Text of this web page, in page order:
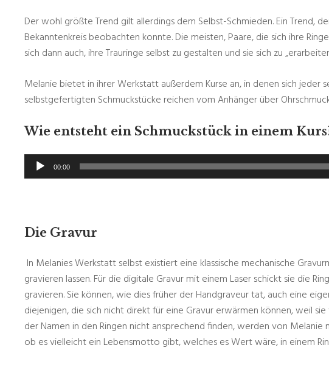
Der wohl größte Trend gilt allerdings dem Selbst-Schmieden. Ein Trend,
Bekanntenkreis beobachten konnte. Die meisten, Paare, die sich ihre
sich dann auch, ihre Trauringe selbst zu gestalten und sie sich zu
Melanie bietet in ihrer Werkstatt außerdem Kurse an, in denen sich jeder
selbstgefertigten Schmuckstücke reichen vom Anhänger über
Wie entsteht ein Schmuckstück in einem
Audio-
Player
00:00
Die Gravur
In Melanies Werkstatt selbst existiert eine klassische mechanische
gravieren lassen. Für die digitale Gravur mit einem Laser schickt sie die
gravieren. Sie können, wie dies früher der Handgraveur tat, auch eine
diejenigen, die sich nicht direkt für eine Gravur erwärmen können, weil
der Namen in den Ringen nicht ansprechend finden, werden von
ob es vielleicht ein Lebensmotto gibt, welches es Wert wäre, in einem